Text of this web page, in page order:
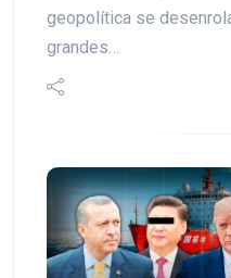
geopolítica se
grandes…